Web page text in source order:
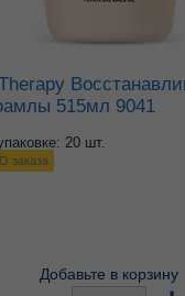
515мл 9041
20 шт.
заказа
Добавьте в корзину